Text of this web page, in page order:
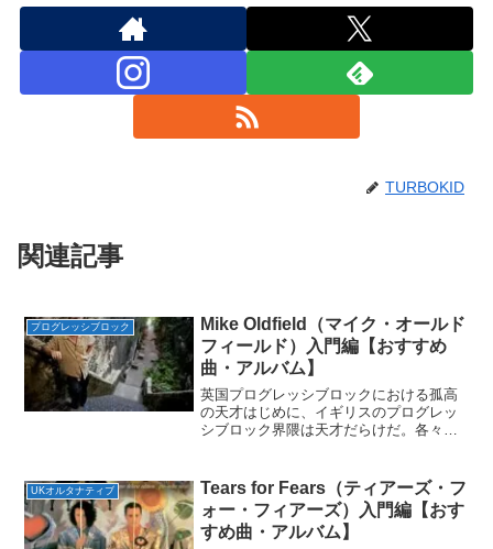
TURBOKID
関連記事
プログレッシブロック
Mike Oldfield（マイク・オールド
フィールド）入門編【おすすめ
曲・アルバム】
英国プログレッシブロックにおける孤高
の天才はじめに、イギリスのプログレッ
シブロック界隈は天才だらけだ。各々の
バムを発表する。特に70年代のイギリス
はプログレッシブロック全...
UKオルタナティブ
Tears for Fears（ティアーズ・フ
ォー・フィアーズ）入門編【おす
すめ曲・アルバム】